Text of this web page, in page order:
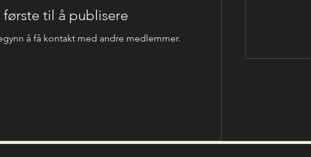
til å publisere
å få kontakt med andre medlemmer.